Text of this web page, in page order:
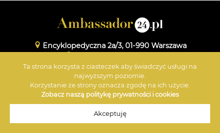
Encyklopedyczna 2a/3, 01-990 Warszawa
+48 601 359 696
Ta strona korzysta z ciasteczek aby świadczyć usługi na
najwyższym poziomie.
Korzystanie ze strony oznacza zgodę na ich użycie.
Zobacz naszą politykę prywatności i cookies
Akceptuję